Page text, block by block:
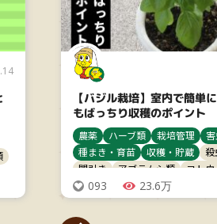
【バジル栽培】室内で簡単
もばっちり収穫のポイント
農薬 ハーブ類 栽培管理
種まき・育苗
収穫・貯蔵
間引き
アブラムシ類 ヨト
093 23.6万